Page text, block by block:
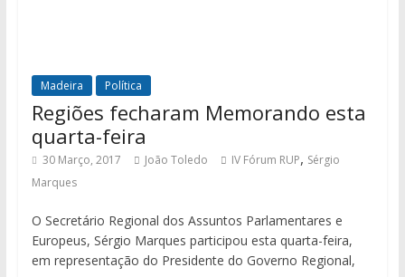
Madeira Política
Regiões fecharam Memorando esta
quarta-feira
30 Março, 2017 João Toledo IV Fórum RUP, Sérgio
Marques
O Secretário Regional dos Assuntos Parlamentares e
Europeus, Sérgio Marques participou esta quarta-feira,
em representação do Presidente do Governo Regional,